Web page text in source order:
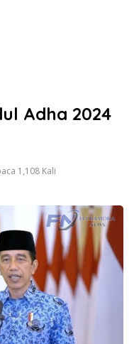
Adha 2024
1,108 Kali